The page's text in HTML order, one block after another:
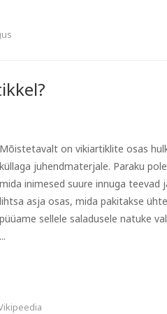
Mõistetavalt on vikiartiklite osas
küllaga juhendmaterjale. Paraku
mida inimesed suure innuga teevad
lihtsa asja osas, mida pakitakse
püüame sellele saladusele natuke
...